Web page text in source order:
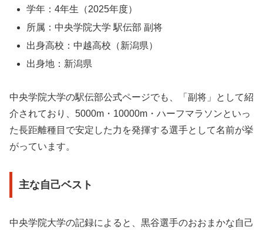
学年：4年生（2025年度）
所属：中央学院大学 駅伝部 副将
出身高校：中越高校（新潟県）
出身地：新潟県
中央学院大学の駅伝部公式ページでも、「副将」として紹
介されており、5000m・10000m・ハーフマラソンといっ
た長距離種目で安定した力を発揮する選手として名前が挙
がっています。
主な自己ベスト
中央学院大学の記録によると、黒谷選手のおおまかな自己